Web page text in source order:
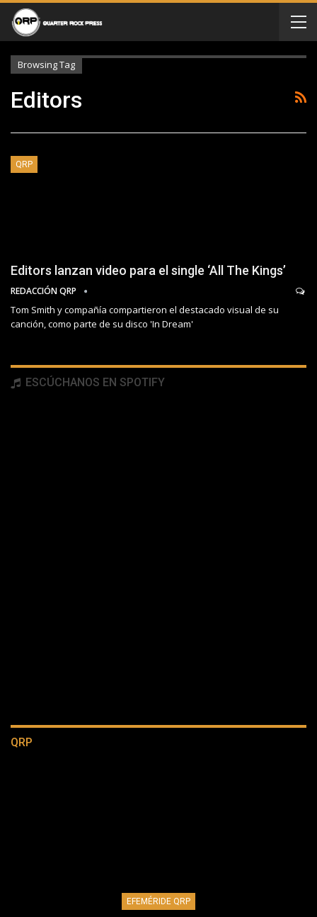
Browsing Tag
Editors
QRP
Editors lanzan video para el single ‘All The Kings’
REDACCIÓN QRP
Tom Smith y compañía compartieron el destacado visual de su
canción, como parte de su disco 'In Dream'
ESCÚCHANOS EN SPOTIFY
QRP
EFEMÉRIDE QRP